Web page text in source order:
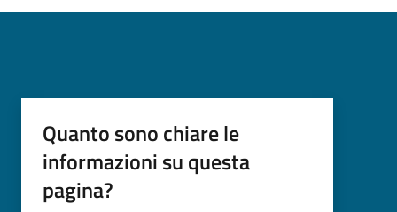
Quanto sono chiare le
informazioni su questa
pagina?